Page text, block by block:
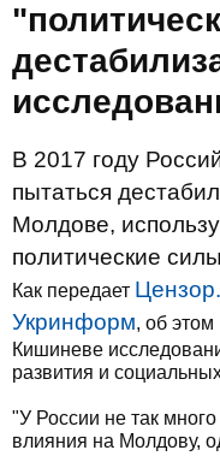
В 2017 году
пытаться
Молдове,
политические
Как передает
Укринформ, об этом
Кишиневе
развития и
"У России не так
влияния на Молдову,